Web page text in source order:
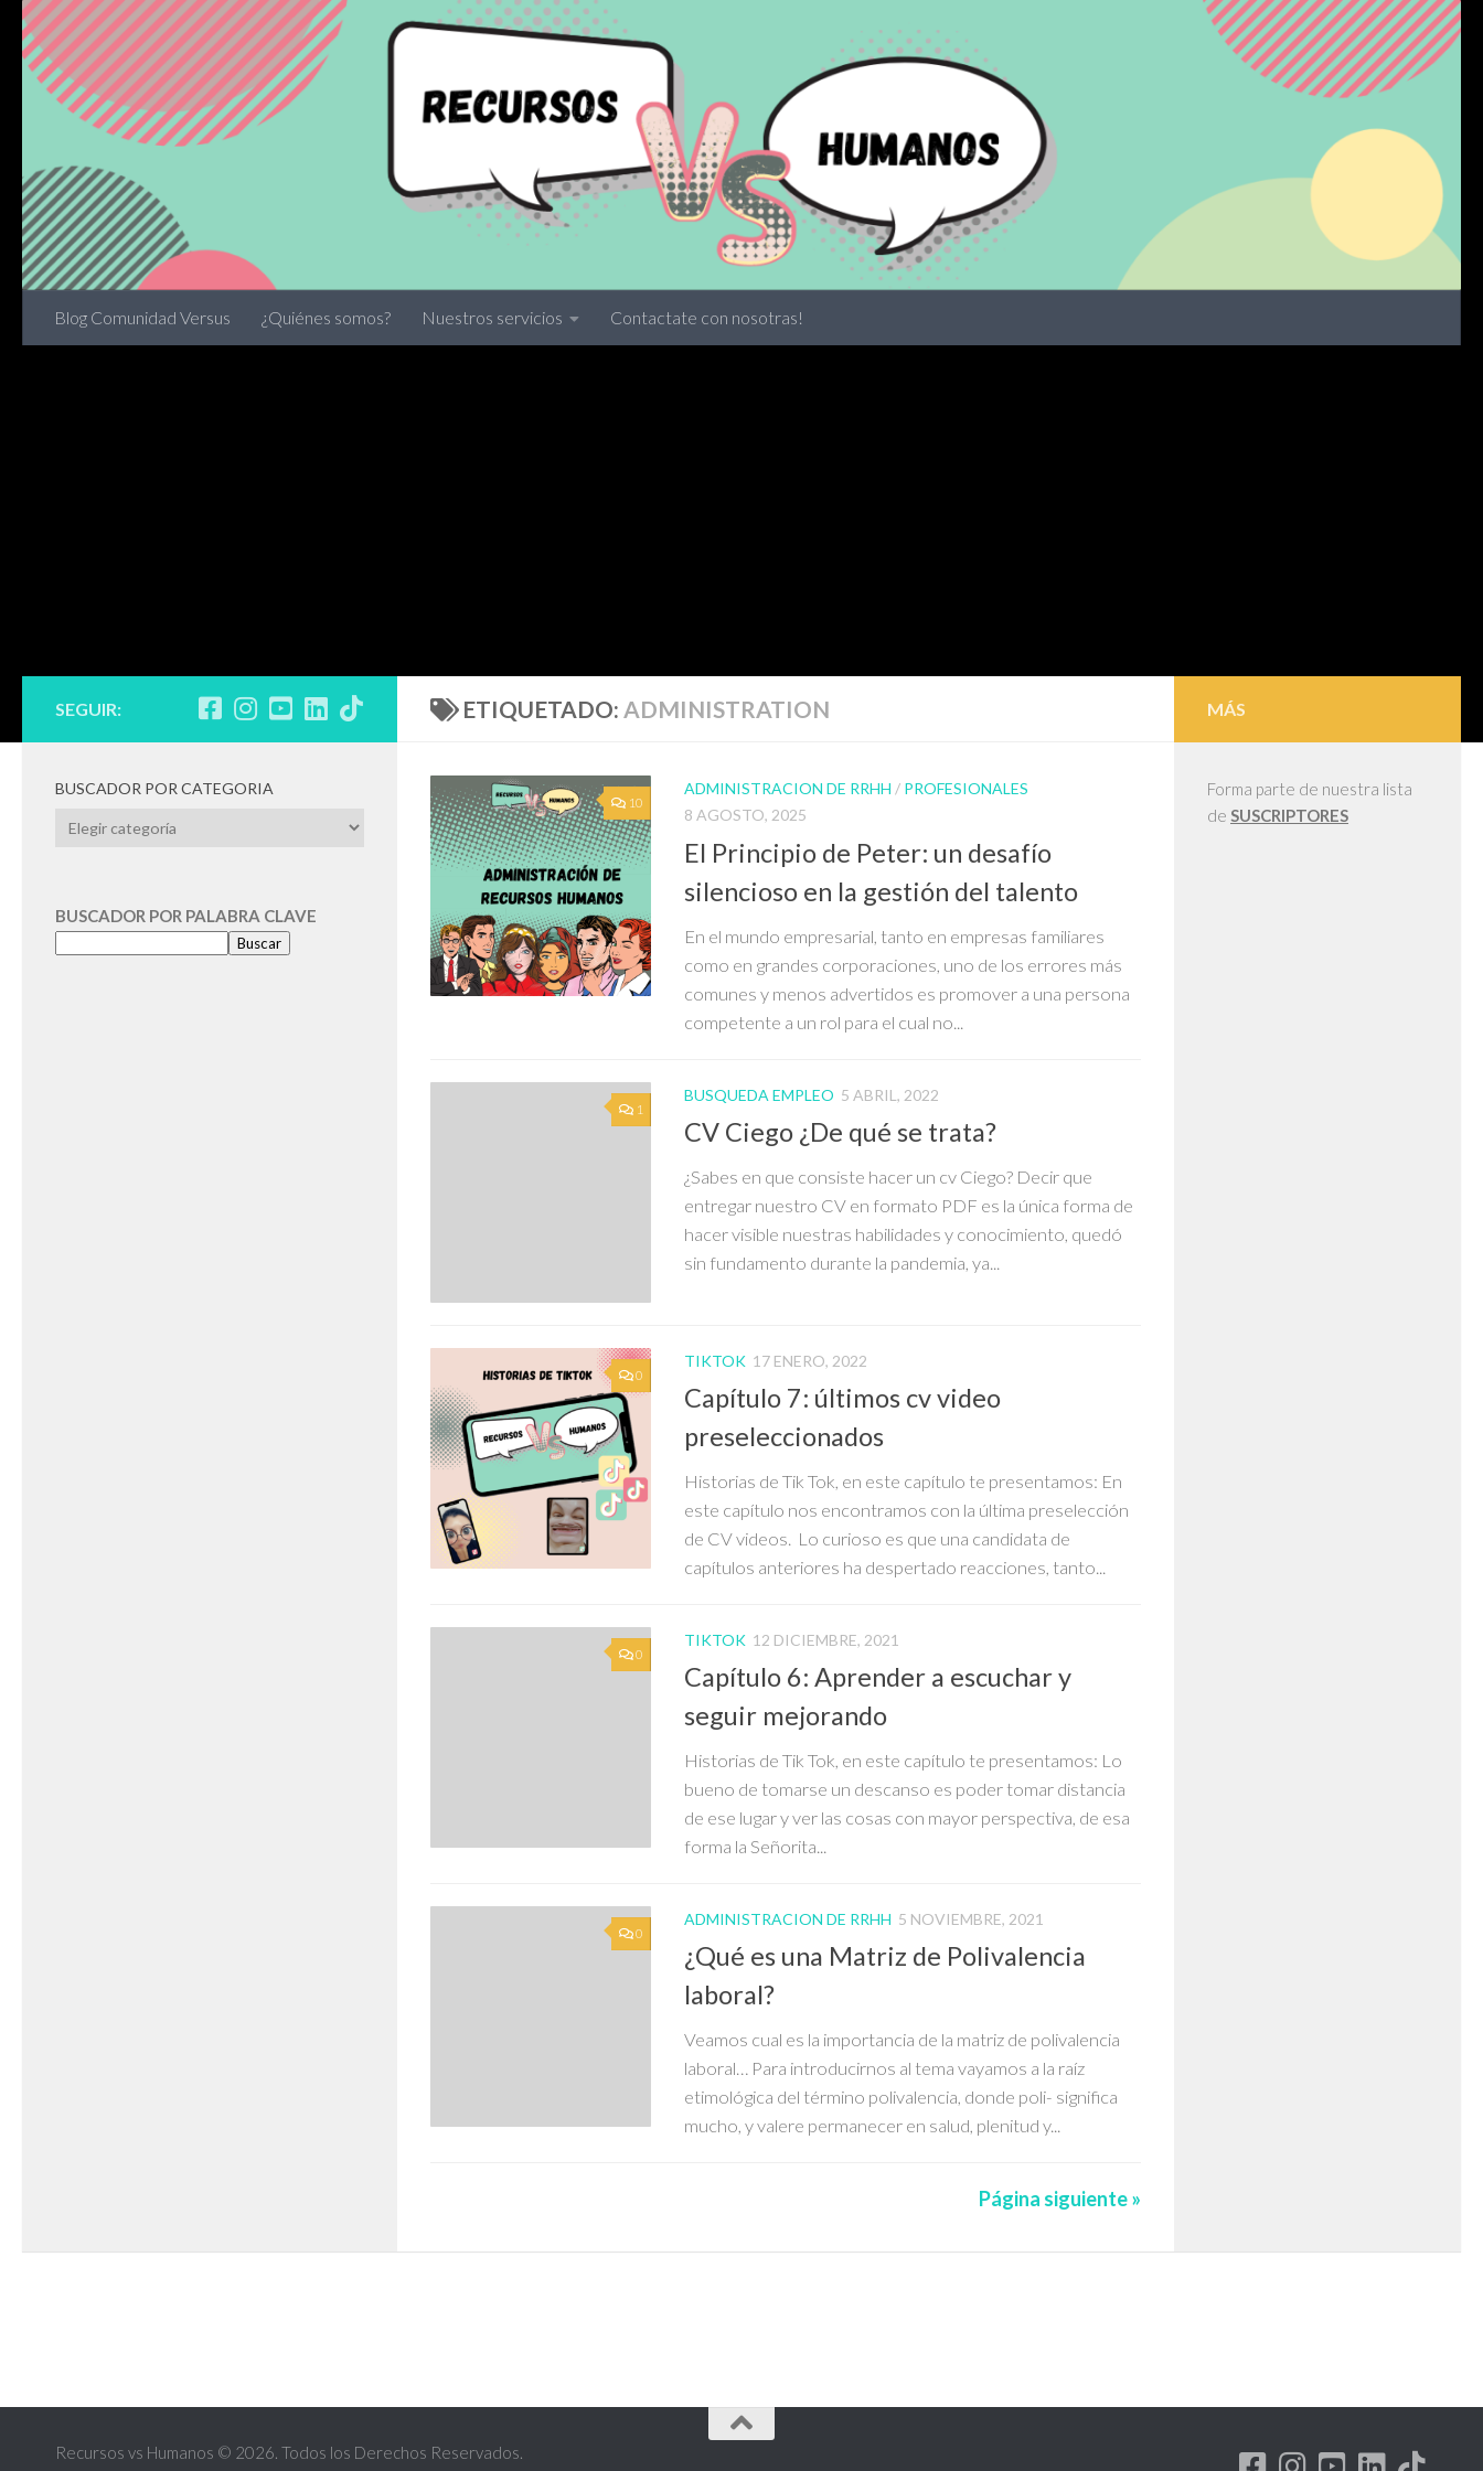
Skip to content
Blog Comunidad Versus ¿Quiénes somos? Nuestros servicios Contactate con nosotras!
ETIQUETADO: ADMINISTRATION
10
ADMINISTRACION DE RRHH / PROFESIONALES
8 AGOSTO, 2025
El Principio de Peter: un desafío
silencioso en la gestión del talento
En el mundo empresarial, tanto en empresas familiares
como en grandes corporaciones, uno de los errores más
comunes y menos advertidos es promover a una persona
competente a un rol para el cual no...
1
BUSQUEDA EMPLEO 5 ABRIL, 2022
CV Ciego ¿De qué se trata?
¿Sabes en que consiste hacer un cv Ciego? Decir que
entregar nuestro CV en formato PDF es la única forma de
hacer visible nuestras habilidades y conocimiento, quedó
sin fundamento durante la pandemia, ya...
0
TIKTOK 17 ENERO, 2022
Capítulo 7: últimos cv video
preseleccionados
Historias de Tik Tok, en este capítulo te presentamos: En
este capítulo nos encontramos con la última preselección
de CV videos. Lo curioso es que una candidata de
capítulos anteriores ha despertado reacciones, tanto...
0
TIKTOK 12 DICIEMBRE, 2021
Capítulo 6: Aprender a escuchar y
seguir mejorando
Historias de Tik Tok, en este capítulo te presentamos: Lo
bueno de tomarse un descanso es poder tomar distancia
de ese lugar y ver las cosas con mayor perspectiva, de esa
forma la Señorita...
0
ADMINISTRACION DE RRHH 5 NOVIEMBRE, 2021
¿Qué es una Matriz de Polivalencia
laboral?
Veamos cual es la importancia de la matriz de polivalencia
laboral… Para introducirnos al tema vayamos a la raíz
etimológica del término polivalencia, donde poli- significa
mucho, y valere permanecer en salud, plenitud y...
Página siguiente »
SEGUIR:
BUSCADOR POR CATEGORIA
BUSCADOR
BUSCADOR POR PALABRA CLAVE
Buscar
MÁS
Forma parte de nuestra lista
de SUSCRIPTORES
Recursos vs Humanos © 2026. Todos los Derechos Reservados.